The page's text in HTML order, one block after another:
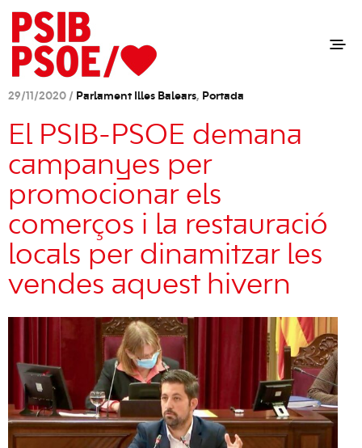
29/11/2020 / Parlament Illes Balears, Portada
El PSIB-PSOE demana
campanyes per
promocionar els
comerços i la restauració
locals per dinamitzar les
vendes aquest hivern